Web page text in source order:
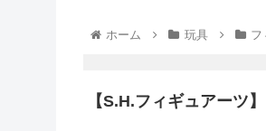
ホーム 玩具 フ
【S.H.フィギュアーツ